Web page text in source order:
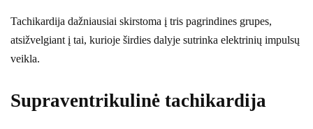
Tachikardija dažniausiai skirstoma į tris pagrindines grupes,
atsižvelgiant į tai, kurioje širdies dalyje sutrinka elektrinių impulsų
veikla.
Supraventrikulinė tachikardija